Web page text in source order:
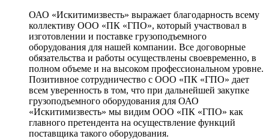
ОАО «Искитимизвесть» выражает благодарность всему
коллективу ООО «ПК «ГПО», который участвовал в
изготовлении и поставке грузоподъемного
оборудования для нашей компании. Все договорные
обязательства и работы осуществлены своевременно, в
полном объеме и на высоком профессиональном уровне.
Позитивное сотрудничество с ООО «ПК «ГПО» дает
всем уверенность в том, что при дальнейшей закупке
грузоподъемного оборудования для ОАО
«Искитимизвесть» мы видим ООО «ПК «ГПО» как
главного претендента на осуществление функций
поставщика такого оборудования.